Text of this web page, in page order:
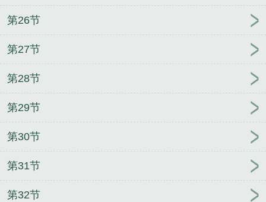
第26节
第27节
第28节
第29节
第30节
第31节
第32节